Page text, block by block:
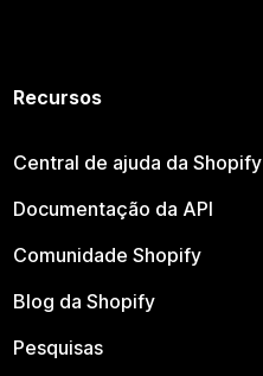
Recursos
Central de ajuda da Shopify
Documentação da API
Comunidade Shopify
Blog da Shopify
Pesquisas